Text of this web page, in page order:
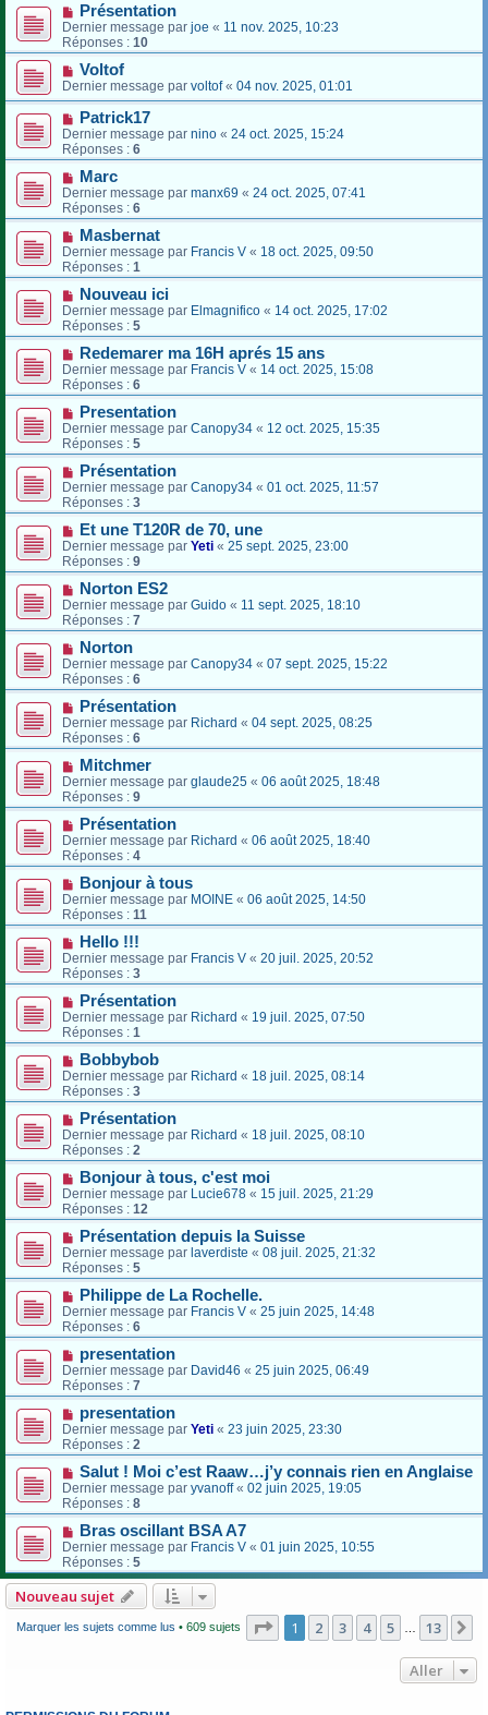
Présentation
Dernier message par joe « 11 nov. 2025, 10:23
Réponses : 10
Voltof
Dernier message par voltof« 04 nov. 2025, 01:01
Patrick17
Dernier message par nino « 24 oct. 2025, 15:24
Réponses : 6
Marc
Dernier message par manx69 « 24 oct. 2025, 07:41
Réponses : 6
Masbernat
Dernier message par Francis V « 18 oct. 2025, 09:50
Réponses : 1
Nouveau ici
Dernier message par Elmagnifico « 14 oct. 2025, 17:02
Réponses : 5
Redemarer ma 16H aprés 15 ans
Dernier message par Francis V « 14 oct. 2025, 15:08
Réponses : 6
Presentation
Dernier message par Canopy34 « 12 oct. 2025, 15:35
Réponses : 5
Présentation
Dernier message par Canopy34 « 01 oct. 2025, 11:57
Réponses : 3
Et une T120R de 70, une
Dernier message par Yeti « 25 sept. 2025, 23:00
Réponses : 9
Norton ES2
Dernier message par Guido « 11 sept. 2025, 18:10
Réponses : 7
Norton
Dernier message par Canopy34 « 07 sept. 2025, 15:22
Réponses : 6
Présentation
Dernier message par Richard « 04 sept. 2025, 08:25
Réponses : 6
Mitchmer
Dernier message par glaude25 « 06 août 2025, 18:48
Réponses : 9
Présentation
Dernier message par Richard « 06 août 2025, 18:40
Réponses : 4
Bonjour à tous
Dernier message par MOINE « 06 août 2025, 14:50
Réponses : 11
Hello !!!
Dernier message par Francis V « 20 juil. 2025, 20:52
Réponses : 3
Présentation
Dernier message par Richard « 19 juil. 2025, 07:50
Réponses : 1
Bobbybob
Dernier message par Richard « 18 juil. 2025, 08:14
Réponses : 3
Présentation
Dernier message par Richard « 18 juil. 2025, 08:10
Réponses : 2
Bonjour à tous, c'est moi
Dernier message par Lucie678 « 15 juil. 2025, 21:29
Réponses : 12
Présentation depuis la Suisse
Dernier message par laverdiste « 08 juil. 2025, 21:32
Réponses : 5
Philippe de La Rochelle.
Dernier message par Francis V « 25 juin 2025, 14:48
Réponses : 6
presentation
Dernier message par David46 « 25 juin 2025, 06:49
Réponses : 7
presentation
Dernier message par Yeti « 23 juin 2025, 23:30
Réponses : 2
Salut ! Moi c’est Raaw…j’y connais rien en Anglaise
Dernier message par yvanoff« 02 juin 2025, 19:05
Réponses : 8
Bras oscillant BSA A7
Dernier message par Francis V « 01 juin 2025, 10:55
Réponses : 5
Nouveau sujet
Marquer les sujets comme lus • 609 sujets Page 1sur
1 2 3 4 5 13
Aller